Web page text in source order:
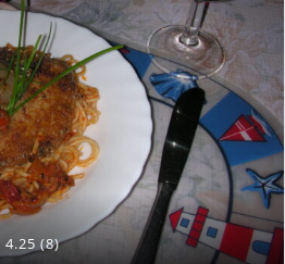
4.25 (8)